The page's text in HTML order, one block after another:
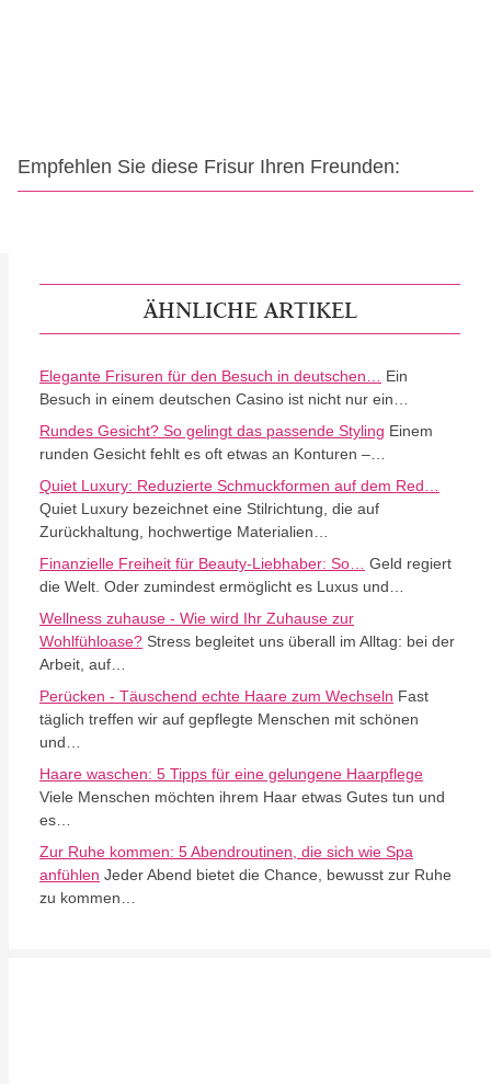
Empfehlen Sie diese Frisur Ihren Freunden:
ÄHNLICHE ARTIKEL
Elegante Frisuren für den Besuch in deutschen…
Ein
Besuch in einem deutschen Casino ist nicht nur ein…
Rundes Gesicht? So gelingt das passende Styling Einem
runden Gesicht fehlt es oft etwas an Konturen –…
Quiet Luxury: Reduzierte Schmuckformen auf dem Red…
Quiet Luxury bezeichnet eine Stilrichtung, die auf
Zurückhaltung, hochwertige Materialien…
Finanzielle Freiheit für Beauty-Liebhaber: So…
Geld regiert
die Welt. Oder zumindest ermöglicht es Luxus und…
Wellness zuhause - Wie wird Ihr Zuhause zur
Wohlfühloase? Stress begleitet uns überall im Alltag: bei der
Arbeit, auf…
Perücken - Täuschend echte Haare zum Wechseln Fast
täglich treffen wir auf gepflegte Menschen mit schönen
und…
Haare waschen: 5 Tipps für eine gelungene Haarpflege
Viele Menschen möchten ihrem Haar etwas Gutes tun und
es…
Zur Ruhe kommen: 5 Abendroutinen, die sich wie Spa
anfühlen Jeder Abend bietet die Chance, bewusst zur Ruhe
zu kommen…